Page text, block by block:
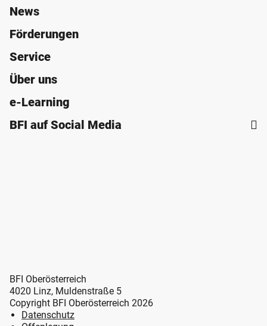
News
Förderungen
Service
Über uns
e-Learning
BFI auf Social Media
BFI Oberösterreich
4020 Linz, Muldenstraße 5
Copyright BFI Oberösterreich 2026
Datenschutz